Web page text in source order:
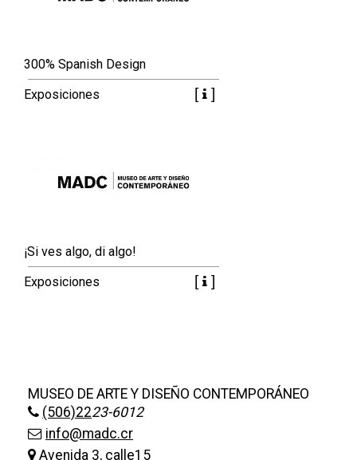
300% Spanish Design
Exposiciones
¡Si ves algo, di algo!
Exposiciones
MUSEO DE ARTE Y DISEÑO CONTEMPORÁNEO
(506)2223-6012
info@madc.cr
Avenida 3, calle15